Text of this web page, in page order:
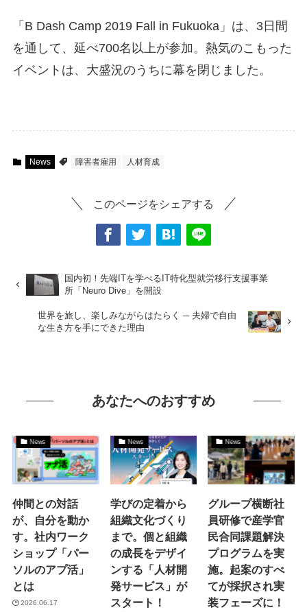
「B Dash Camp 2019 Fall in Fukuoka」は、3日間
を通して、延べ700名以上が参加。熱気のこもった
イベントは、大盛況のうちに幕を閉じました。
News 障害者雇用 人材育成
このページをシェアする
国内初！先端ITを学べるIT特化型就労移行支援事業
所「Neuro Dive」を開設
世界を旅し、楽しみながらはたらく ─ 夫婦で自由
な生き方を手にできた理由
あなたへのおすすめ
News
仲間との対話
が、自分を動か
す。社内ワーク
ショップ「パー
ソルのアプ活」
とは
2026.06.17
News
学びの定着から
組織文化づくり
まで。個と組織
の成長をデザイ
ンする「人材開
発サービス」が
スタート！
News
グループ横断社
員研修で産学官
民合同課題解決
プログラムを実
施。起案のすべ
てが採択され実
装フェーズに！